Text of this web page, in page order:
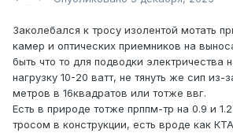
Заколебался к тросу изолентой мотать
камер и оптических приемников на
быть что то для подводки электричества
нагрузку 10-20 ватт, не тянуть же сип из-
метров в 16квадратов или тотже ввг.
Есть в природе тотже прппм-тр на 0.9 и
тросом в конструкции, есть вроде как